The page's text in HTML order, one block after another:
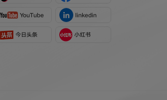
YouTube linkedin
今日头条 小红书